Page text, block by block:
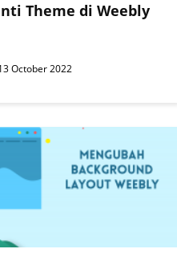
Theme di Weebly
October 2022